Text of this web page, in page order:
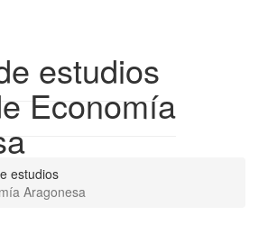
estudios
Economía
estudios
Aragonesa